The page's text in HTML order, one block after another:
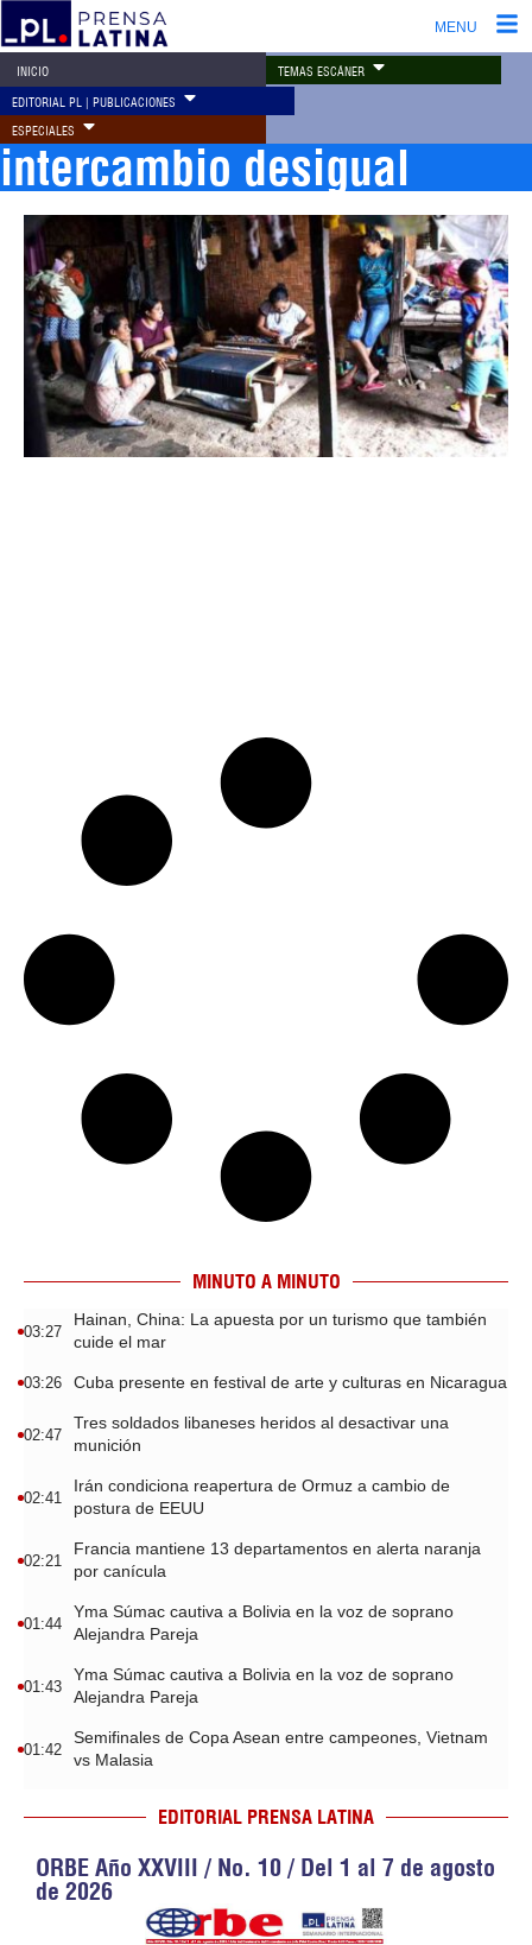
MENU
INICIO TEMAS ESCÁNER
EDITORIAL PL | PUBLICACIONES
ESPECIALES
intercambio desigual
MINUTO A MINUTO
03:27
Hainan, China: La apuesta por un turismo que también
cuide el mar
03:26 Cuba presente en festival de arte y culturas en Nicaragua
02:47
Tres soldados libaneses heridos al desactivar una
munición
02:41
Irán condiciona reapertura de Ormuz a cambio de
postura de EEUU
02:21
Francia mantiene 13 departamentos en alerta naranja
por canícula
01:44
Yma Súmac cautiva a Bolivia en la voz de soprano
Alejandra Pareja
01:43
Yma Súmac cautiva a Bolivia en la voz de soprano
Alejandra Pareja
01:42
Semifinales de Copa Asean entre campeones, Vietnam
vs Malasia
EDITORIAL PRENSA LATINA
ORBE Año XXVIII / No. 10 / Del 1 al 7 de agosto
de 2026